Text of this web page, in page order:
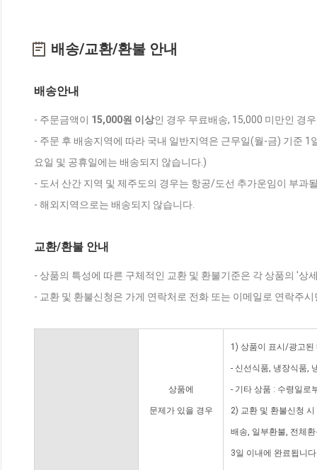
배송/교환/환불 안내
배송안내
- 주문금액이 15,000원 이상인 경우 무료배송, 15,000 미만인 경
- 주문 후 배송지역에 따라 국내 일반지역은 근무일(월-금) 기준
요일 및 공휴일에는 배송되지 않습니다.)
- 도서 산간 지역 및 제주도의 경우는 항공/도선 추가운임이 부과
- 해외지역으로는 배송되지 않습니다.
교환/환불 안내
- 상품의 특성에 따른 구체적인 교환 및 환불기준은 각 상품의 '상
- 교환 및 환불신청은 가게 연락처로 전화 또는 이메일로 연락주
상품에
문제가 있을 경우
1) 상품이 표시/광고된
- 신선식품, 냉장식품,
- 기타 상품 : 수령일로
2) 교환 및 환불신청
배송, 일부환불, 전체
3일 이내에 완료됩니